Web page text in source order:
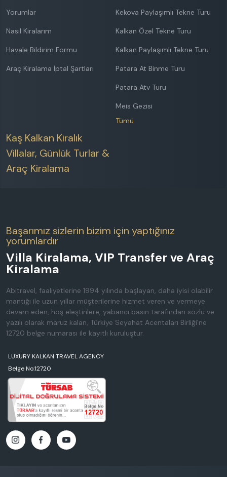
Yorumlar
Nasıl Kiralarım
Havale Bildirim Formu
Araç Kiralama İptal Şartları
Kekova Paylaşımlı Tekne Turu
Kalkan Özel Tekne Turu
Kalkan Paylaşımlı Tekne Turu
Patara At Binme Turu
Patara Atv Turu
Meis Gezisi
Tümü
Kaş Kalkan Kiralık
Villalar, Günlük Turlar &
Araç Kiralama
Başarımız sizlerin bizim için yaptığınız
yorumlardır
Villa Kiralama, VIP Transfer ve Araç
Kiralama
Abitravel, faaliyetlerine 1994 yılında başlayan, daha iyisi olabilir
mantığı ile uzun yıllar müşterilerine hizmet veren ve vermeye
devam eden, hoş eleştirilere, yabancı basın tarafından sözlü ve
yazılı olarak maruz kalan, Türkiye Seyahat Acentaları Birliği'ne
12720 belge numarası ile kayıtlı kuruluştur.
LUXURY KALKAN TRAVEL AGENCY
Belge No:12720